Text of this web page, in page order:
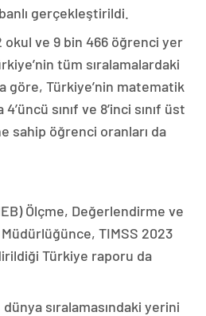
gerçekleştirildi.
okul ve 9 bin 466 öğrenci yer
tüm sıralamalardaki
göre, Türkiye’nin matematik
sınıf ve 8’inci sınıf üst
sahip öğrenci oranları da
Ölçme, Değerlendirme ve
TIMSS 2023
Türkiye raporu da
sıralamasındaki yerini